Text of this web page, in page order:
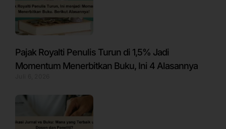
Pajak Royalti Penulis Turun di 1,5% Jadi
Momentum Menerbitkan Buku, Ini 4 Alasannya